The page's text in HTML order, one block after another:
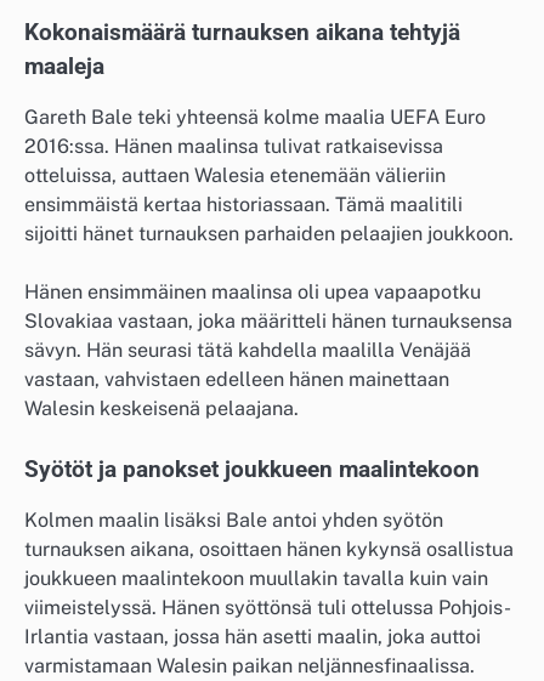
Kokonaismäärä turnauksen aikana tehtyjä
maaleja
Gareth Bale teki yhteensä kolme maalia UEFA Euro
2016:ssa. Hänen maalinsa tulivat ratkaisevissa
otteluissa, auttaen Walesia etenemään välieriin
ensimmäistä kertaa historiassaan. Tämä maalitili
sijoitti hänet turnauksen parhaiden pelaajien joukkoon.
Hänen ensimmäinen maalinsa oli upea vapaapotku
Slovakiaa vastaan, joka määritteli hänen turnauksensa
sävyn. Hän seurasi tätä kahdella maalilla Venäjää
vastaan, vahvistaen edelleen hänen mainettaan
Walesin keskeisenä pelaajana.
Syötöt ja panokset joukkueen maalintekoon
Kolmen maalin lisäksi Bale antoi yhden syötön
turnauksen aikana, osoittaen hänen kykynsä osallistua
joukkueen maalintekoon muullakin tavalla kuin vain
viimeistelyssä. Hänen syöttönsä tuli ottelussa Pohjois-
Irlantia vastaan, jossa hän asetti maalin, joka auttoi
varmistamaan Walesin paikan neljännesfinaalissa.